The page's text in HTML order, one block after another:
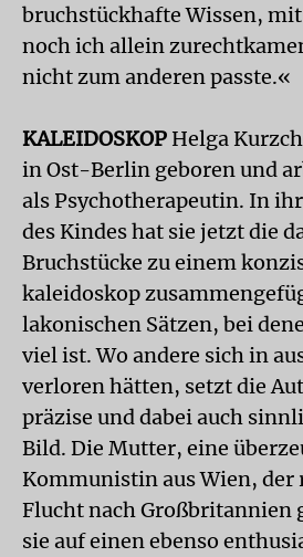
bruchstückhafte Wissen,
noch ich allein
nicht zum anderen passte.«
KALEIDOSKOP Helga
in Ost-Berlin geboren und
als Psychotherapeutin. In
des Kindes hat sie jetzt die
Bruchstücke zu einem
kaleidoskop
lakonischen Sätzen, bei
viel ist. Wo andere sich in
verloren hätten, setzt die
präzise und dabei auch
Bild. Die Mutter, eine
Kommunistin aus Wien, der
Flucht nach Großbritannien
sie auf einen ebenso